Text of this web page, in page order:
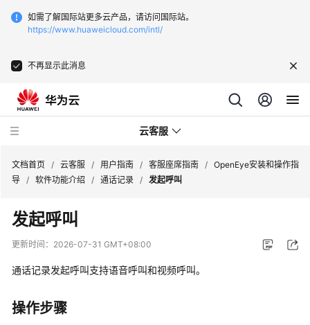
如需了解国际站更多云产品，请访问国际站。
https://www.huaweicloud.com/intl/
不再显示此消息
云客服
最
新
动
品
介
文档首页 / 云客服 / 用户指南 / 客服座席指南 / OpenEye安装和操作指
导 / 软件功能介绍 / 通话记录 / 发起呼叫
发起呼叫
更新时间： 2026-07-31 GMT+08:00
通话记录发起呼叫支持语音呼叫和视频呼叫。
操作步骤